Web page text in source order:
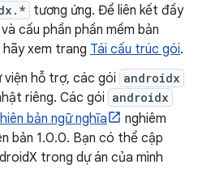
tương ứng. Để liên kết đầy
cấu phần phần mềm bản
xem trang Tái cấu trúc gói.
viện hỗ trợ, các gói androidx
riêng. Các gói androidx
bản ngữ nghĩa
nghiêm
bản 1.0.0. Bạn có thể cập
trong dự án của mình